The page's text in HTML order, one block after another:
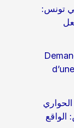
تونس:
الحواري